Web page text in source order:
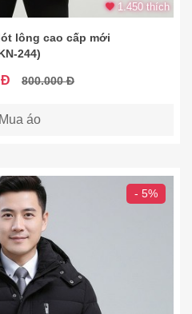
1.450 thích
lông cao cấp mới
244)
Đ 800.000 Đ
áo
- 5%